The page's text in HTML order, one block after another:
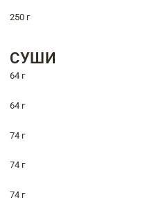
250 г
СУШИ
64 г
64 г
74 г
74 г
74 г